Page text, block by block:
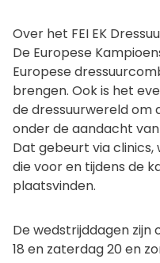
Over het FEI EK
De Europese
Europese
brengen. Ook is het
de dressuurwereld
onder de aandacht
Dat gebeurt via clinics,
die voor en tijdens de
plaatsvinden.
De wedstrijddagen zijn
18 en zaterdag 20 en